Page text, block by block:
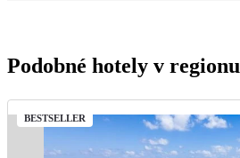
Podobné hotely v regionu
BESTSELLER